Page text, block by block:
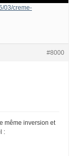
03/creme-
#8000
même inversion et
: